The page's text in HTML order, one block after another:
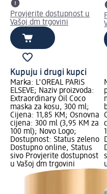
Provjerite dostupnost u
Vašoj dm trgovini
Kupuju i drugi kupci
Marka: L'ORÉAL PARiS
ELSEVE; Naziv proizvoda:
Extraordinary Oil Coco
maska za kosu, 300 ml;
Cijena: 11,85 KM; Osnovna
cijena: 300 ml (3,95 KM za
100 ml); Novo Logo;
Dostupnost: Status zeleno
Dostupno online, Status
sivo Provjerite dostupnost
u Vašoj dm trgovini